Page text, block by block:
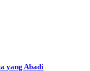
yang Abadi